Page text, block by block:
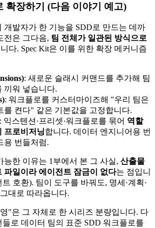
확장하기 (다음 이야기 예고)
개발자가 한 기능을 SDD로 만드는 데까
전은 그다음, 팀 전체가 일관된 방식으로
다. Spec Kit은 이를 위한 확장 메커니즘
: 새로운 슬래시 커맨드를 추가해 팀
끼워 넣습니다.
: 워크플로를 커스터마이즈해 "우리 팀은
를 켠다" 같은 기본값을 고정합니다.
: 익스텐션·프리셋·워크플로를 묶어 역할
프로비저닝합니다. 데이터 엔지니어용 번
용 번들처럼.
능한 이유는 1부에서 본 그 사실, 산출물
파일이라 에이전트 잠금이 없다는 점입니
호환). 팀이 도구를 바꿔도, 명세·계획·
대로 따라옵니다.
"은 그 자체로 한 시리즈 분량입니다. 다
들로 데이터 팀의 표준 SDD 워크플로를